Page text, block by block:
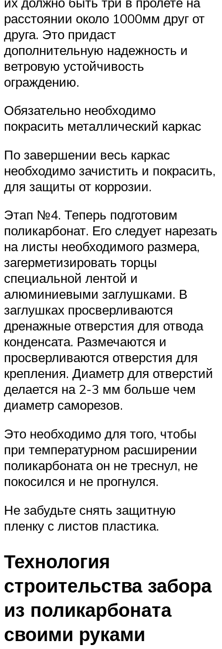
расстоянии около 1000мм друг от
друга. Это придаст
дополнительную надежность и
ветровую устойчивость
ограждению.
Обязательно необходимо
покрасить металлический каркас
По завершении весь каркас
необходимо зачистить и покрасить,
для защиты от коррозии.
Этап №4. Теперь подготовим
поликарбонат. Его следует нарезать
на листы необходимого размера,
загерметизировать торцы
специальной лентой и
алюминиевыми заглушками. В
заглушках просверливаются
дренажные отверстия для отвода
конденсата. Размечаются и
просверливаются отверстия для
крепления. Диаметр для отверстий
делается на 2-3 мм больше чем
диаметр саморезов.
Это необходимо для того, чтобы
при температурном расширении
поликарбоната он не треснул, не
покосился и не прогнулся.
Не забудьте снять защитную
пленку с листов пластика.
Технология
строительства забора
из поликарбоната
своими руками